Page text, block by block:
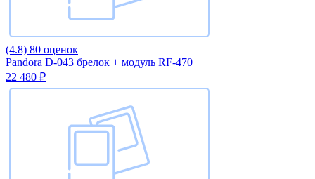
(4.8) 80 оценок
Pandora D-043 брелок + модуль RF-470
22 480 ₽